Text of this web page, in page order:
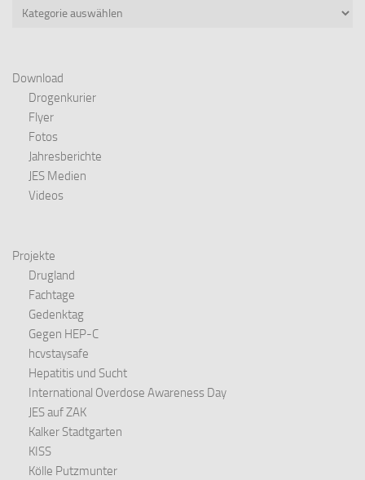
Kategorien
Download
Drogenkurier
Flyer
Fotos
Jahresberichte
JES Medien
Videos
Projekte
Drugland
Fachtage
Gedenktag
Gegen HEP-C
hcvstaysafe
Hepatitis und Sucht
International Overdose Awareness Day
JES auf ZAK
Kalker Stadtgarten
KISS
Kölle Putzmunter